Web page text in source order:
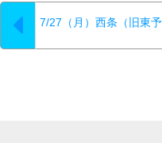
7/27（月）西条（旧東予